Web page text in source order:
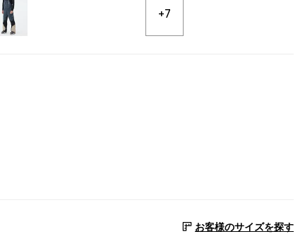
+7
お客様のサイズを探す